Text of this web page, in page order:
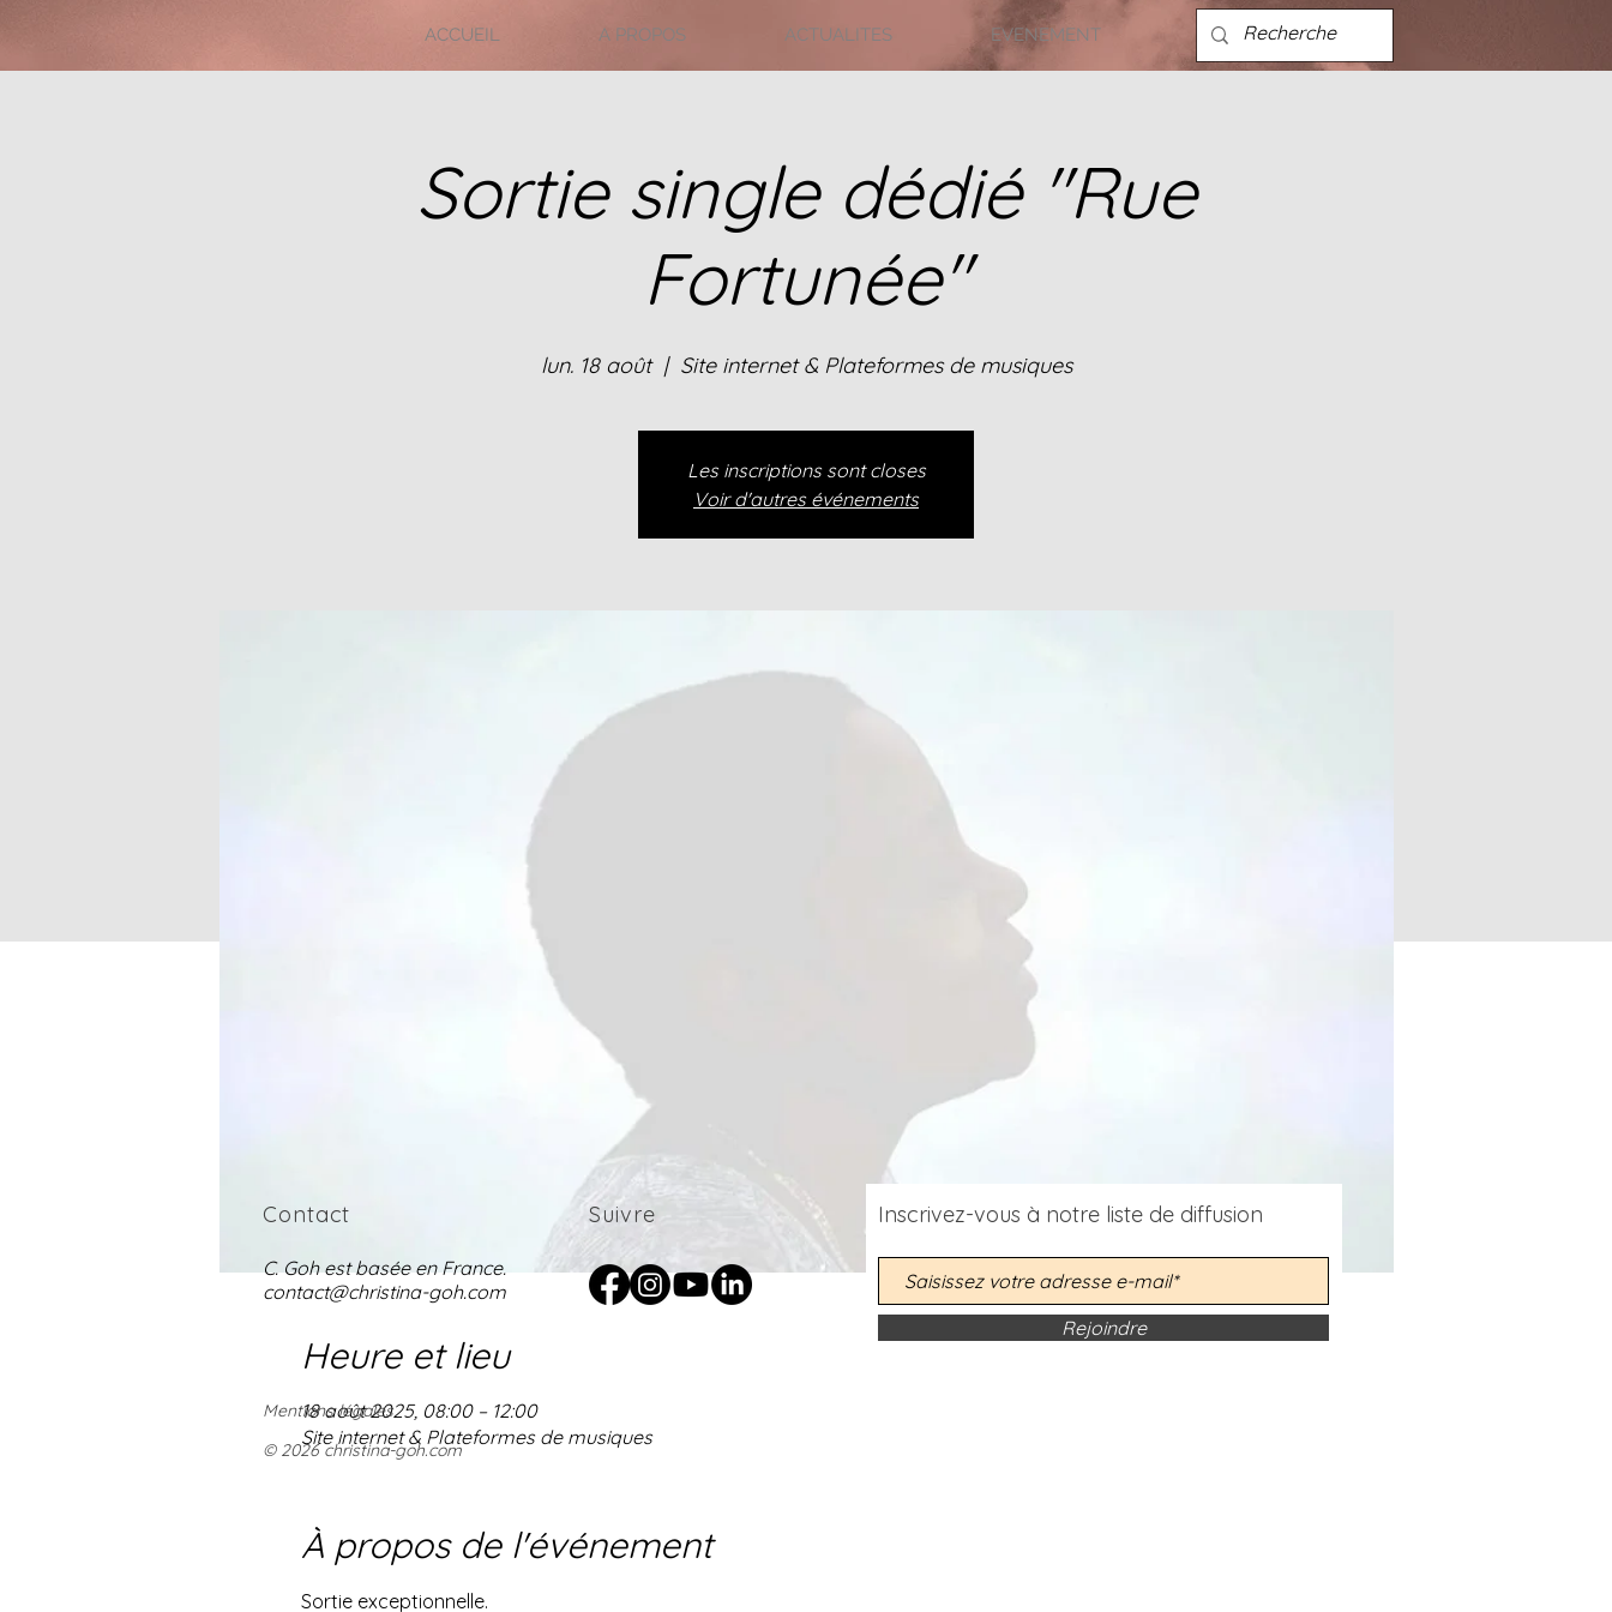
ACCUEIL A PROPOS ACTUALITES EVENEMENT
Sortie single dédié "Rue
Fortunée"
lun. 18 août
  |
Site internet & Plateformes de musiques
Les inscriptions sont closes
Voir d'autres événements
Heure et lieu
18 août 2025, 08:00 – 12:00
Site internet & Plateformes de musiques
À propos de l'événement
Sortie exceptionnelle.
Contact
C. Goh est basée en France.
contact@christina-goh.com
Mentions légales
Suivre Inscrivez-vous à notre liste de diffusion
Rejoindre
© 2026 christina-goh.com